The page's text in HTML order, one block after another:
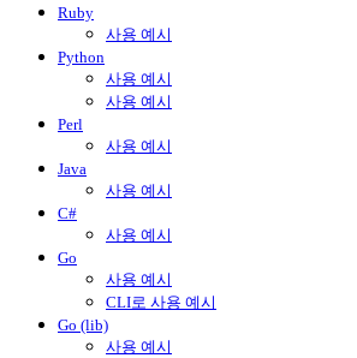
Ruby
사용 예시
Python
사용 예시
사용 예시
Perl
사용 예시
Java
사용 예시
C#
사용 예시
Go
사용 예시
CLI로 사용 예시
Go (lib)
사용 예시